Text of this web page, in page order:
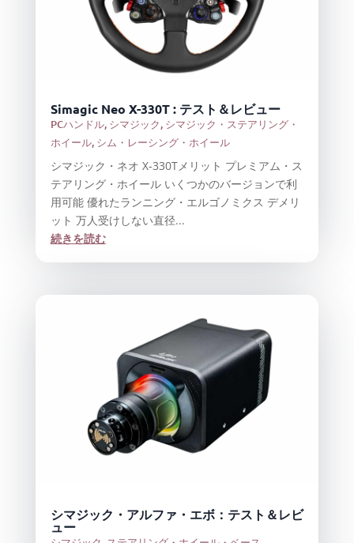
Simagic Neo X-330T : テスト＆レビュー
PCハンドル, シマジック, シマジック・ステアリング・
ホイール, シム・レーシング・ホイール
シマジック・ネオ X-330Tメリット プレミアム・ス
テアリング・ホイール いくつかのバージョンで利
用可能 優れたランニング・エルゴノミクス デメリ
ット 万人受けしない直径...
続きを読む
シマジック・アルファ・エボ：テスト＆レビ
ュー